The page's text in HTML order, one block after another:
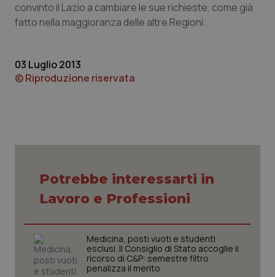
Piemonte
Provincia Autonoma di Trento
Sicilia
Umbria
HIV
Ipertensione & Scompenso
Neuroscienze & patologie neurodegenerative
Oftalmologia
convinto il Lazio a cambiare le sue richieste, come già
fatto nella maggioranza delle altre Regioni.
03 Luglio 2013
© Riproduzione riservata
Potrebbe interessarti in
Lavoro e Professioni
Medicina, posti vuoti e studenti
esclusi. Il Consiglio di Stato accoglie il
ricorso di C&P: semestre filtro
penalizza il merito